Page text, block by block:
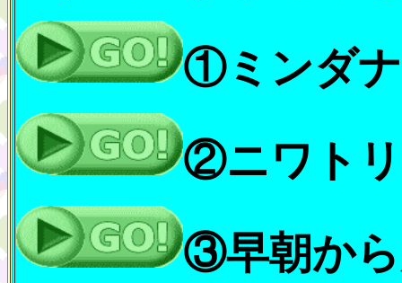
①ミンダナ
②ニワト
③早朝から